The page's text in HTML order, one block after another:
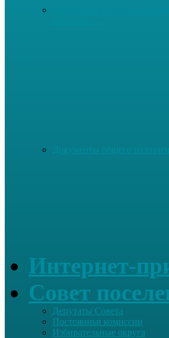
Интернет-
Совет
Депутаты Совета
Постоянныt комиссии
Избирательные округа